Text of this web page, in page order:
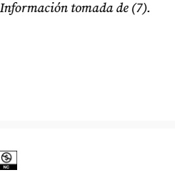
Información tomada de (7).